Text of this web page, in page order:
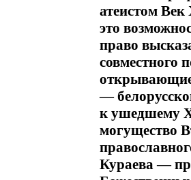
атеистом
это
право
совместного
открывающие
—
к ушедшему
могущество
Кураева —